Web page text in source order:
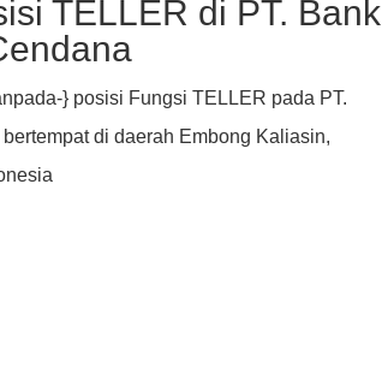
TELLER di PT. Bank
} posisi Fungsi TELLER pada PT.
di daerah Embong Kaliasin,